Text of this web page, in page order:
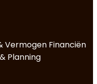
Vermogen Financiën
Planning